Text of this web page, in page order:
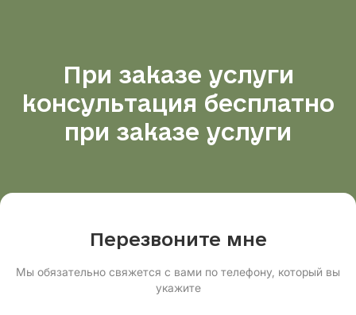
При заказе услуги
консультация бесплатно
при заказе услуги
Перезвоните мне
Мы обязательно свяжется с вами по телефону, который вы
укажите